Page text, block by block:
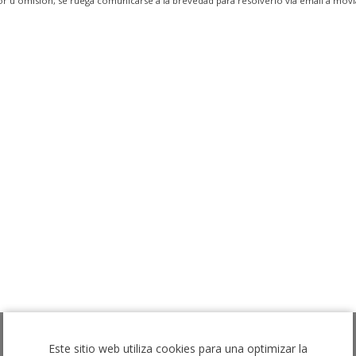
Este sitio web utiliza cookies para una optimizar la